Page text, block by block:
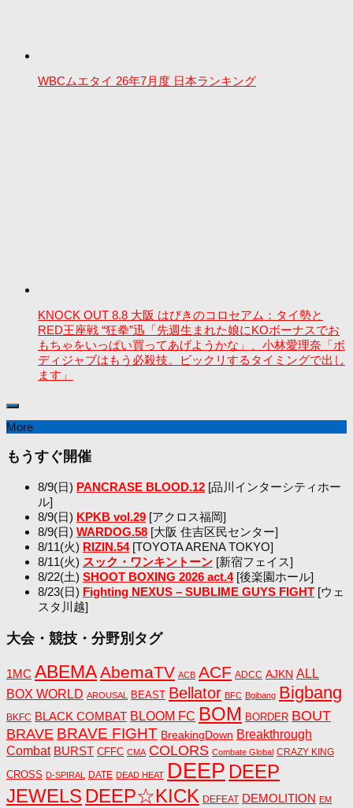
WBCムエタイ 26年7月度 日本ランキング
KNOCK OUT 8.8 大阪 はびきのコロセアム：タイ勢と
RED王座戦 “狂拳”迅「先週生まれた娘にKOボーナスでお
もちゃをいっぱい買ってあげようかな」、小林愛理奈「ボ
ディジャブはもう必殺技。ビックリするタイミングで出し
ます」
More
もうすぐ開催
8/9(日) PANCRASE BLOOD.12 [品川インターシティホー
ル]
8/9(日) KPKB vol.29 [アクロス福岡]
8/9(日) WARDOG.58 [大阪 住吉区民センター]
8/11(火) RIZIN.54[TOYOTA ARENA TOKYO]
8/11(火) スック・ワンキントーン [新宿フェイス]
8/22(土) SHOOT BOXING 2026 act.4[後楽園ホール]
8/23(日) Fighting NEXUS – SUBLIME GUYS FIGHT [ウェ
スタ川越]
大会・競技・分野別タグ
1MC ABEMAAbemaTV ACB ACF ADCC AJKN ALL
BOX WORLD AROUSAL BEAST Bellator BFC Bgibang Bigbang
BKFC BLACK COMBAT BLOOM FC BOM BORDER BOUT
BRAVE BRAVE FIGHT BreakingDown Breakthrough
Combat BURST CFFC CMA COLORS Combate Global CRAZY KING
CROSS D-SPIRAL DATE DEAD HEAT DEEP DEEP
JEWELS DEEP☆KICK DEFEAT DEMOLITION EM